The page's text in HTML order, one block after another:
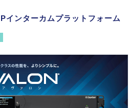
インターカムプラットフォーム